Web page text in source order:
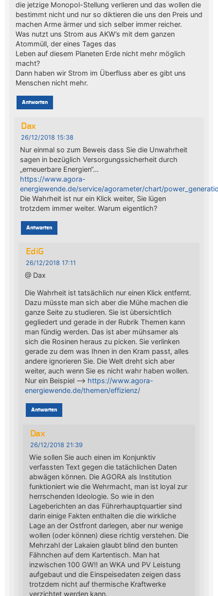
die jetzige Monopol-Stellung verlieren und das wollen die
bestimmt nicht und nur so diktieren die uns den Preis und
machen Arme ärmer und sich selber immer reicher.
Was nutzt uns Strom aus AKW’s mit dem ganzen
Atommüll, der eines Tages das
Leben auf diesem Planeten Erde nicht mehr möglich
macht?
Dann haben wir Strom im Überfluss aber es gibt uns
Menschen nicht mehr.
Antworten
Dax
26/12/2018 15:38
Nur einmal so zum Beweis dass Sie die Unwahrheit
sagen in bezüglich Versorgungssicherheit durch
„erneuerbare Energien“…
https://www.agora-
energiewende.de/service/agorameter/chart/
Die Wahrheit ist nur ein Klick weiter, Sie lügen
trotzdem immer weiter. Warum eigentlich?
Antworten
EdiG
26/12/2018 17:11
@ Dax
Die Wahrheit ist tatsächlich nur einen Klick entfernt.
Dazu müsste man sich aber die Mühe machen die
ganze Seite zu studieren. Sie ist übersichtlich
gegliedert und gerade in der Rubrik Themen kann
man fündig werden. Das ist aber mühsamer als
sich die Rosinen heraus zu picken. Sie verlinken
gerade zu dem was Ihnen in den Kram passt, alles
andere ignorieren Sie. Die Welt dreht sich aber
weiter, auch wenn Sie es nicht wahr haben wollen.
Nur ein Beispiel —> https://www.agora-
energiewende.de/themen/effizienz/
Antworten
Dax
26/12/2018 21:39
Wie sollen Sie auch einen im Konjunktiv
verfassten Text gegen die tatächlichen Daten
abwägen können. Die AGORA als Institution
funktioniert wie die Wehrmacht, man ist loyal zur
herrschenden Ideologie. So wie in den
Lageberichten an das Führerhauptquartier sind
darin einige Fakten enthalten die die wirkliche
Lage an der Ostfront darlegen, aber nur wenige
wollen (oder können) diese richtig verstehen. Die
Mehrzahl der Lakaien glaubt blind den bunten
Fähnchen auf dem Kartentisch. Man hat
inzwischen 100 GW!! an WKA und PV Leistung
aufgebaut und die Einspeisedaten zeigen dass
trotzdem nicht auf thermische Kraftwerke
verzichtet werden kann.